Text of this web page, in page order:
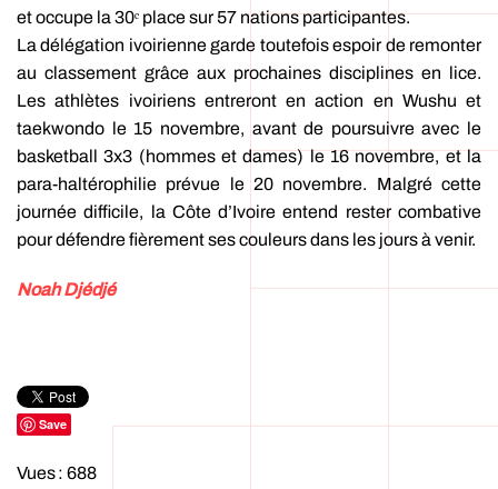
et occupe la 30ᵉ place sur 57 nations participantes.
La délégation ivoirienne garde toutefois espoir de remonter
au classement grâce aux prochaines disciplines en lice.
Les athlètes ivoiriens entreront en action en Wushu et
taekwondo le 15 novembre, avant de poursuivre avec le
basketball 3x3 (hommes et dames) le 16 novembre, et la
para-haltérophilie prévue le 20 novembre. Malgré cette
journée difficile, la Côte d’Ivoire entend rester combative
pour défendre fièrement ses couleurs dans les jours à venir.
Noah Djédjé
Save
Vues : 688